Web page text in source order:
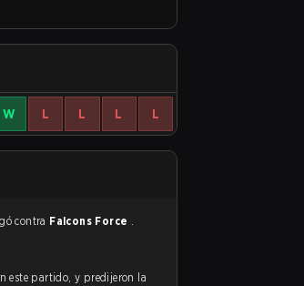
W L L L L
jugó contra Falcons Force .